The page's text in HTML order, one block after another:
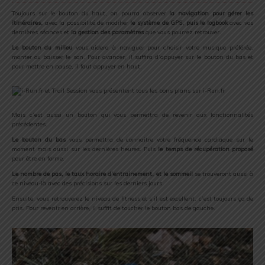
Toujours sur le bouton du haut, on pourra observerla navigation pour gérer les
itinéraires, avec la possibilité de modifier le système de GPS, puis le logbookavec vos
dernières séances et la gestion des paramètres que vous pourrez retrouver.
Le bouton du milieu vous aidera à naviguer pour choisir votre musique préférée,
monter ou baisser le son. Pour avancer, il suffira d’appuyer sur le bouton du bas et
pour mettre en pause, il faut appuyer en haut.
Mais c’est aussi un bouton qui vous permettra de revenir aux fonctionnalités
précédentes.
Le bouton du basvous permettra de connaitre votre fréquence cardiaque sur le
moment mais aussi sur les dernières heures. Puis le temps de récupération proposé
pour être en forme.
Le nombre de pas, le taux horaire d’entrainement, et le sommeil
se trouveront aussi à
ce niveau-là avec des précisions sur les derniers jours.
Ensuite, vous retrouverez le niveau de fitness et s’il est excellent, c’est toujours ça de
pris. Pour revenir en arrière, il suffit de toucher le bouton bas de gauche.